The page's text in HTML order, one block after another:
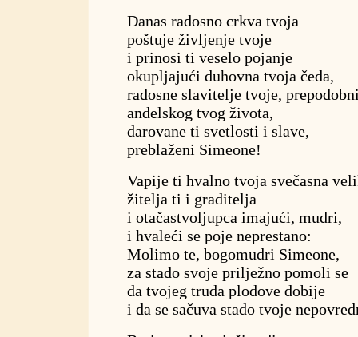
Danas radosno crkva tvoja
poštuje življenje tvoje
i prinosi ti veselo pojanje
okupljajući duhovna tvoja čeda,
radosne slavitelje tvoje,
anđelskog tvog života,
darovane ti svetlosti i slave,
preblaženi Simeone!
Vapije ti hvalno tvoja svečasna
žitelja ti i graditelja
i otačastvoljupca imajući, mudri,
i hvaleći se poje neprestano:
Molimo te, bogomudri Simeone,
za stado svoje prilježno pomoli se
da tvojeg truda plodove dobije
i da se sačuva stado tvoje